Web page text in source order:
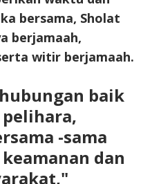
bersama, Sholat
berjamaah,
witir berjamaah.
baik
-sama
dan